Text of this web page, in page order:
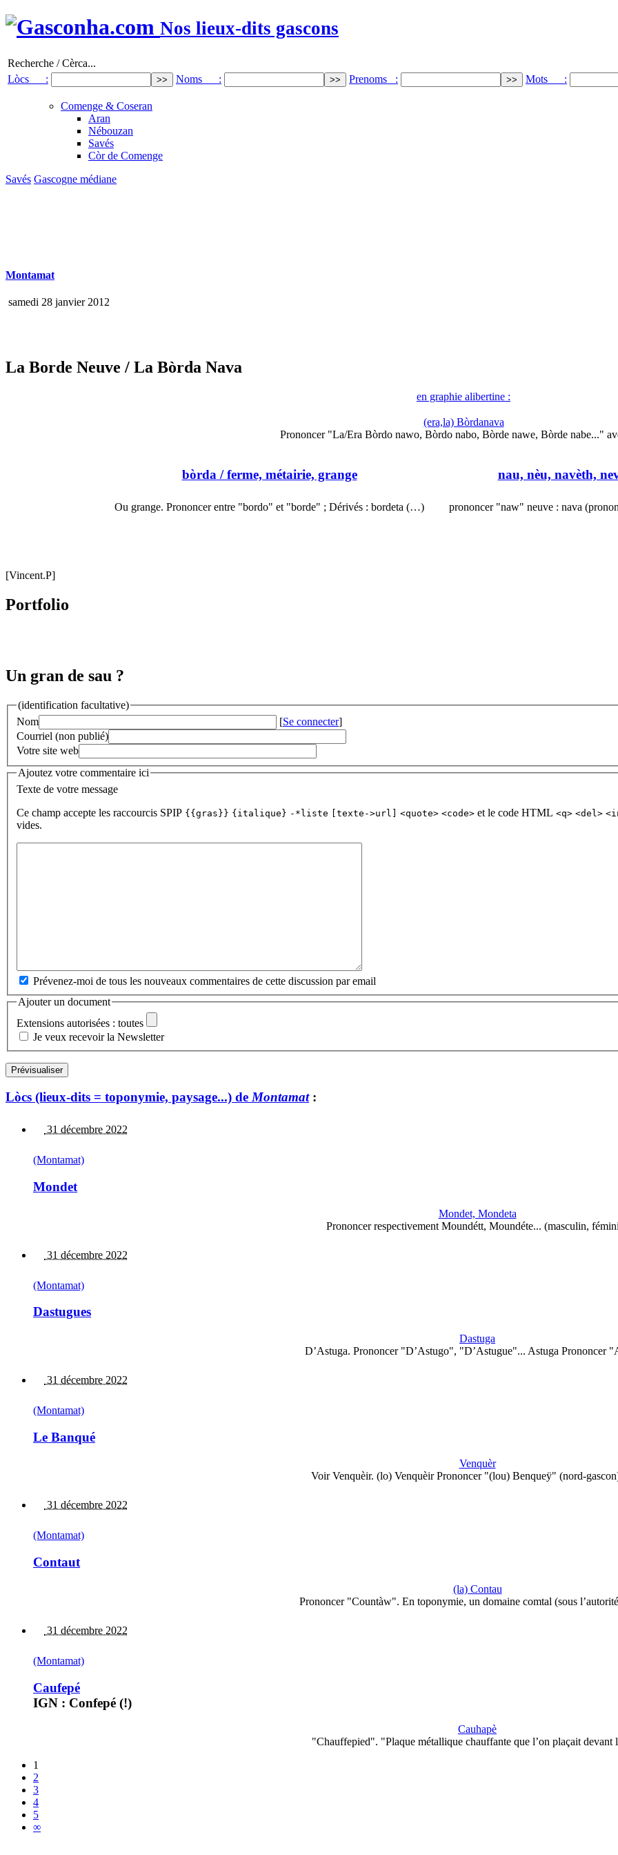
Nos lieux-dits gascons
Recherche / Cèrca...
Lòcs :
Noms : Prenoms : Mots :
Comenge & Coseran
Aran
Nébouzan
Savés
Còr de Comenge
Savés Gascogne médiane
Montamat
samedi 28 janvier 2012
La Borde Neuve / La Bòrda Nava
en graphie alibertine :
(era,la) Bòrdanava
Prononcer "La/Era Bòrdo nawo, Bòrdo nabo, Bòrde nawe, Bòrde nabe..."
bòrda / ferme, métairie, grange
Ou grange. Prononcer entre "bordo" et "borde" ; Dérivés : bordeta (…)
nau, nèu, navèth,
prononcer "naw" neuve : nava
[Vincent.P]
Portfolio
Un gran de sau ?
(identification facultative)
Nom
[Se connecter]
Courriel (non publié)
Votre site web
Ajoutez votre commentaire ici
Texte de votre message
Ce champ accepte les raccourcis SPIP {{gras}} {italique} -*liste [texte->url] <quote> <code> et le code HTML <q> <del>
vides.
Prévenez-moi de tous les nouveaux commentaires de cette discussion par email
Ajouter un document
Extensions autorisées : toutes
Je veux recevoir la Newsletter
Lòcs (lieux-dits = toponymie, paysage...) deMontamat:
31 décembre 2022
(Montamat)
Mondet
Mondet, Mondeta
Prononcer respectivement Moundétt, Moundéte... (masculin,
31 décembre 2022
(Montamat)
Dastugues
Dastuga
D’Astuga. Prononcer "D’Astugo", "D’Astugue"... Astuga Prononcer
31 décembre 2022
(Montamat)
Le Banqué
Venquèr
Voir Venquèir. (lo) Venquèir Prononcer "(lou) Benqueÿ" (nord-
31 décembre 2022
(Montamat)
Contaut
(la) Contau
Prononcer "Countàw". En toponymie, un domaine comtal (sous
31 décembre 2022
(Montamat)
Caufepé
IGN : Confepé (!)
Cauhapè
"Chauffepied". "Plaque métallique chauffante que l’on plaçait
1
2
3
4
5
∞